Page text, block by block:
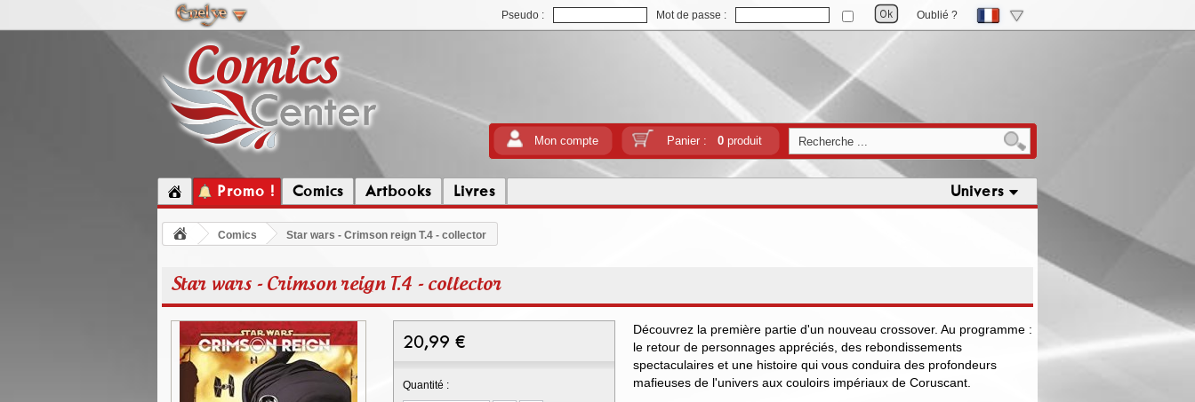
Pseudo : Mot de passe : Oublié ?
Mon compte Panier : 0produit
Promo ! Comics Artbooks Livres Univers
Comics Star wars - Crimson reign T.4 - collector
Star wars - Crimson reign T.4 - collector
20,99 €
Quantité :
Découvrez la première partie d'un nouveau crossover. Au programme :
le retour de personnages appréciés, des rebondissements
spectaculaires et une histoire qui vous conduira des profondeurs
mafieuses de l'univers aux couloirs impériaux de Coruscant.